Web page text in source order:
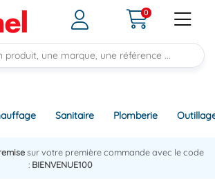
0
Sanitaire Plomberie
sur votre première commande avec le code
: BIENVENUE100